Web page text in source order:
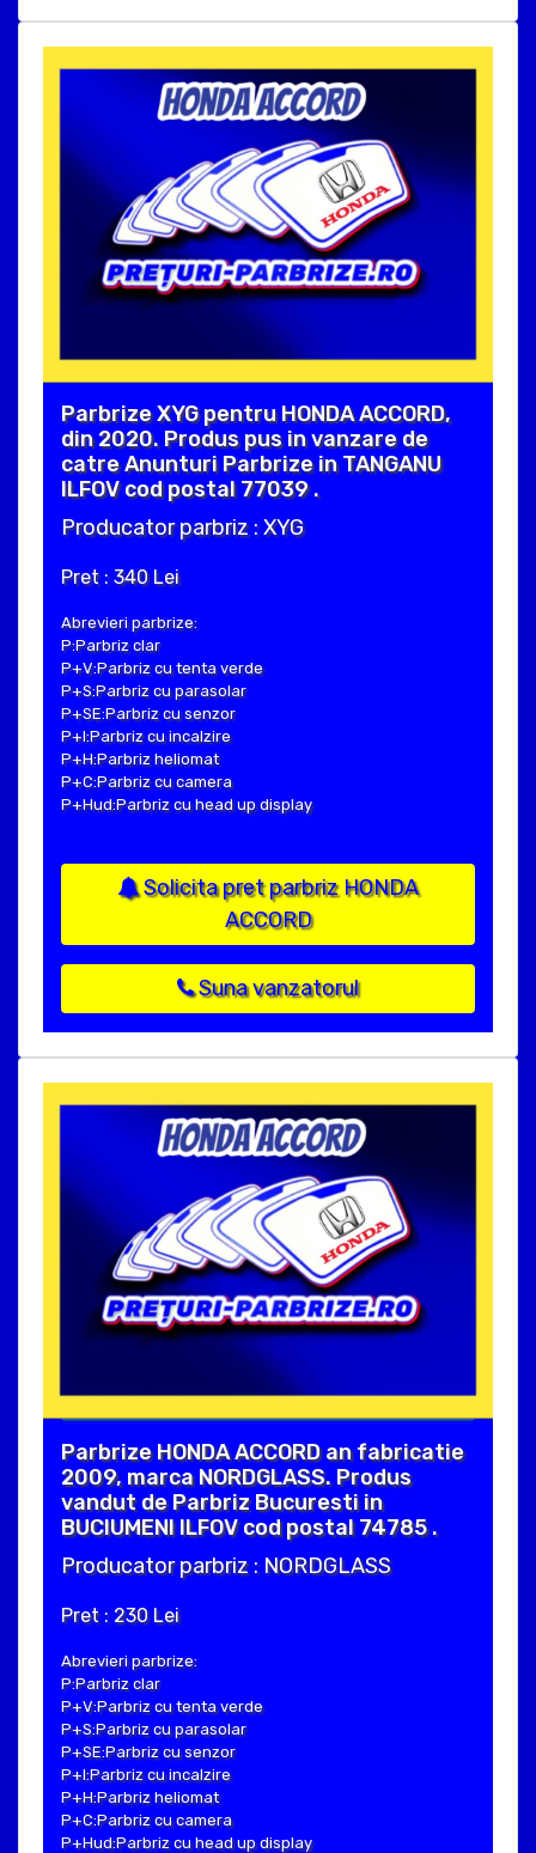
Parbrize XYG pentru HONDA ACCORD,
din 2020. Produs pus in vanzare de
catre Anunturi Parbrize in TANGANU
ILFOV cod postal 77039 .
Producator parbriz : XYG
Pret : 340 Lei
Abrevieri parbrize:
P:Parbriz clar
P+V:Parbriz cu tenta verde
P+S:Parbriz cu parasolar
P+SE:Parbriz cu senzor
P+I:Parbriz cu incalzire
P+H:Parbriz heliomat
P+C:Parbriz cu camera
P+Hud:Parbriz cu head up display
Solicita pret parbriz HONDA
ACCORD
Suna vanzatorul
Parbrize HONDA ACCORD an fabricatie
2009, marca NORDGLASS. Produs
vandut de Parbriz Bucuresti in
BUCIUMENI ILFOV cod postal 74785 .
Producator parbriz : NORDGLASS
Pret : 230 Lei
Abrevieri parbrize:
P:Parbriz clar
P+V:Parbriz cu tenta verde
P+S:Parbriz cu parasolar
P+SE:Parbriz cu senzor
P+I:Parbriz cu incalzire
P+H:Parbriz heliomat
P+C:Parbriz cu camera
P+Hud:Parbriz cu head up display